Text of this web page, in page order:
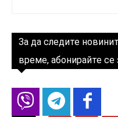
За да следите
време, абонирайте се